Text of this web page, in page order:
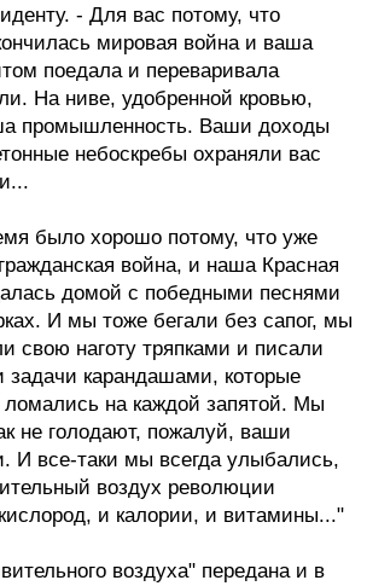
- Для вас потому, что
мировая война и ваша
поедала и переваривала
На ниве, удобренной кровью,
промышленность. Ваши доходы
небоскребы охраняли вас
было хорошо потому, что уже
война, и наша Красная
домой с победными песнями
И мы тоже бегали без сапог, мы
свою наготу тряпками и писали
задачи карандашами, которые
ломались на каждой запятой. Мы
не голодают, пожалуй, ваши
И все-таки мы всегда улыбались,
воздух революции
и калории, и витамины..."
воздуха" передана и в